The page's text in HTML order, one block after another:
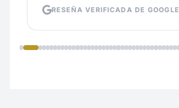
RESEÑA VERIFICADA DE GOOGLE